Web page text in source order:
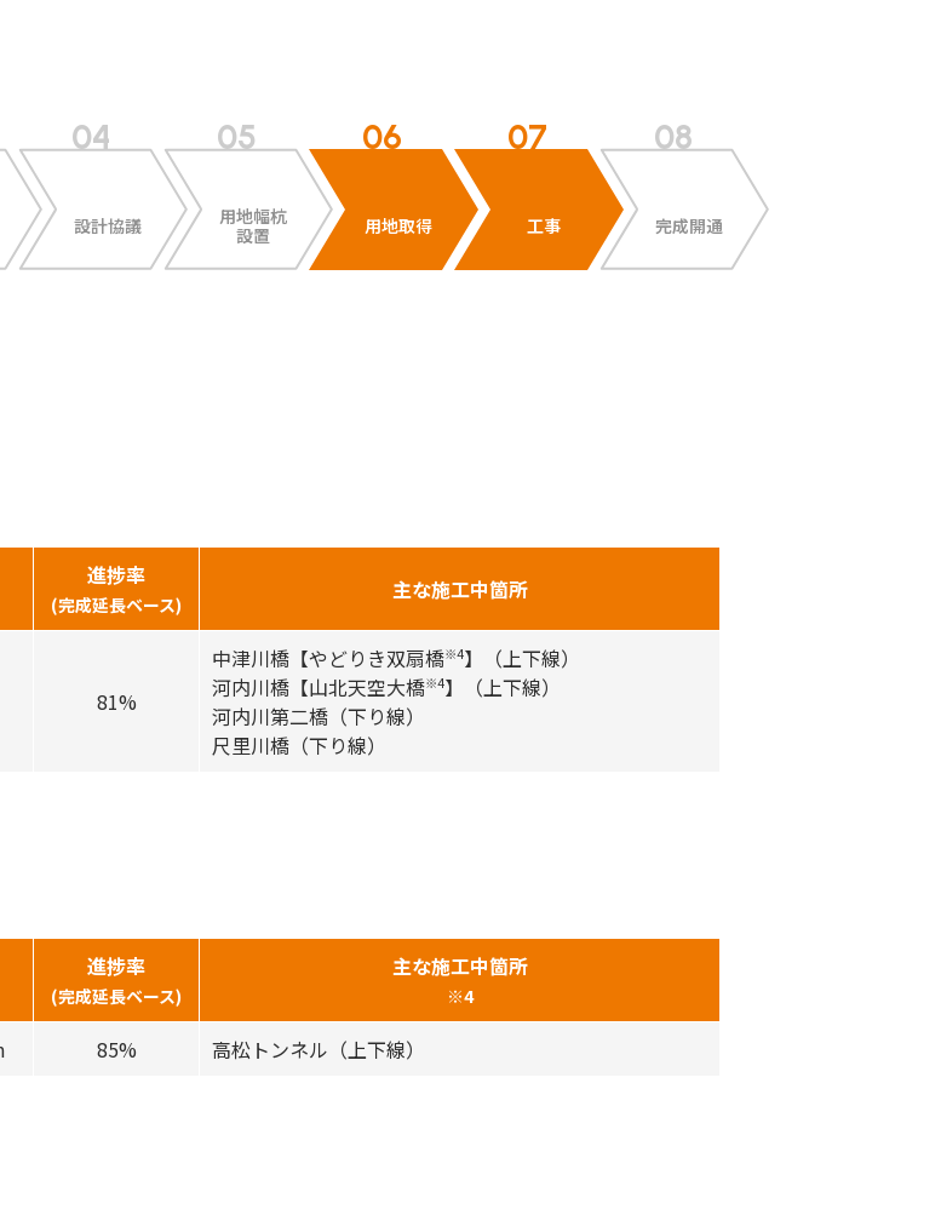
設計協議
用地幅杭
設置
用地取得 工事 完成開通
進捗率
(完成延長ベース)
主な施工中箇所
81%
中津川橋【やどりき双扇橋※4】（上下線）
河内川橋【山北天空大橋※4】（上下線）
河内川第二橋（下り線）
尺里川橋（下り線）
進捗率
(完成延長ベース)
主な施工中箇所
※4
85% 高松トンネル（上下線）